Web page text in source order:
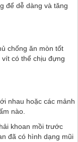
để dễ dàng và tăng
chống ăn mòn tốt
có thể chịu đựng
nhau hoặc các mảnh
nào.
khoan mồi trước
đã có hình dạng mũi